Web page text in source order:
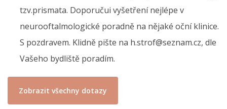
tzv.prismata. Doporučui vyšetření nejlépe v
neurooftalmologické poradně na nějaké oční klinice.
S pozdravem. Klidně pište na h.strof@seznam.cz, dle
Vašeho bydliště poradím.
Zobrazit všechny dotazy